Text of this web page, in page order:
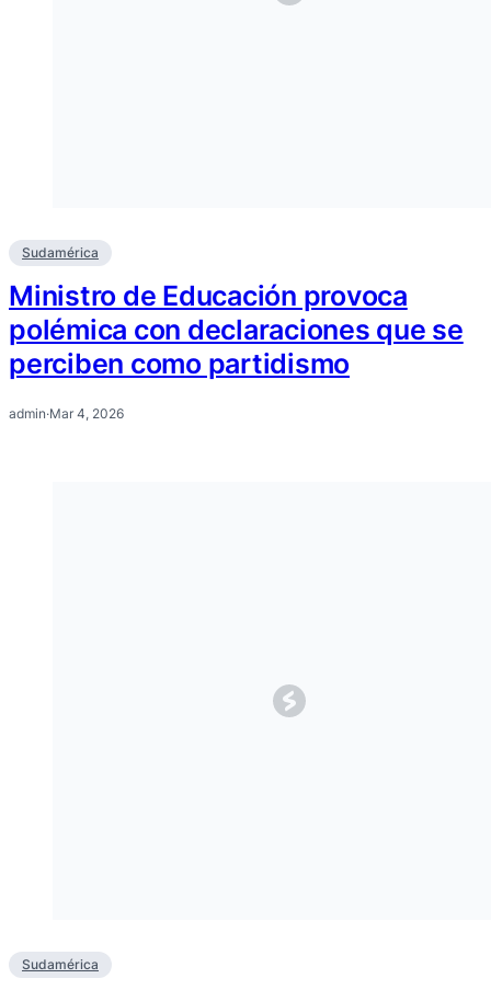
Sudamérica
Ministro de Educación provoca
polémica con declaraciones que se
perciben como partidismo
admin·Mar 4, 2026
Sudamérica